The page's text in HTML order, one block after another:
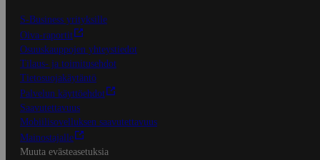
S-Business yrityksille
Oiva-raportit
Osuuskauppojen yhteystiedot
Tilaus- ja toimitusehdot
Tietosuojakäytäntö
Palvelun käyttöehdot
Saavutettavuus
Mobiilisovelluksen saavutettavuus
Mainostajalle
Muuta evästeasetuksia